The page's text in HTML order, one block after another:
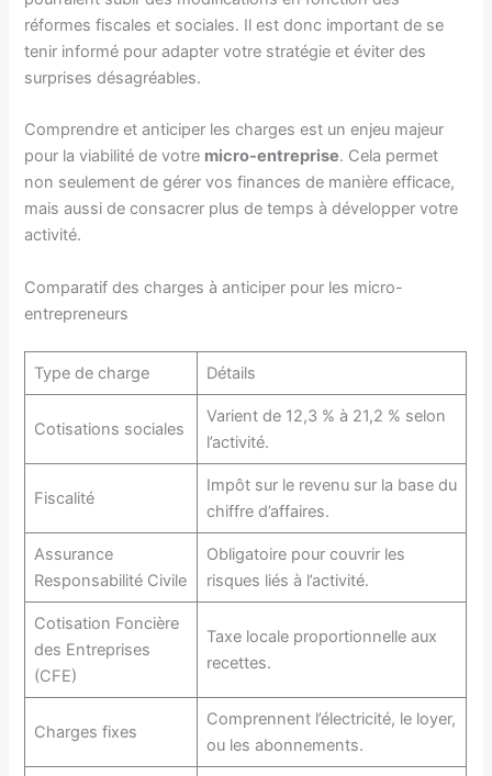
réformes fiscales et sociales. Il est donc important de se
tenir informé pour adapter votre stratégie et éviter des
surprises désagréables.
Comprendre et anticiper les charges est un enjeu majeur
pour la viabilité de votre micro-entreprise. Cela permet
non seulement de gérer vos finances de manière efficace,
mais aussi de consacrer plus de temps à développer votre
activité.
Comparatif des charges à anticiper pour les micro-
entrepreneurs
Type de charge Détails
Cotisations sociales
Varient de 12,3 % à 21,2 % selon
l’activité.
Fiscalité
Impôt sur le revenu sur la base du
chiffre d’affaires.
Assurance
Responsabilité Civile
Obligatoire pour couvrir les
risques liés à l’activité.
Cotisation Foncière
des Entreprises
(CFE)
Taxe locale proportionnelle aux
recettes.
Charges fixes
Comprennent l’électricité, le loyer,
ou les abonnements.